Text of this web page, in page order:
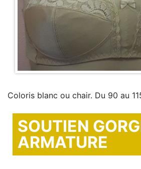
Coloris blanc ou chair. Du 90 au
SOUTIEN
ARMATURE